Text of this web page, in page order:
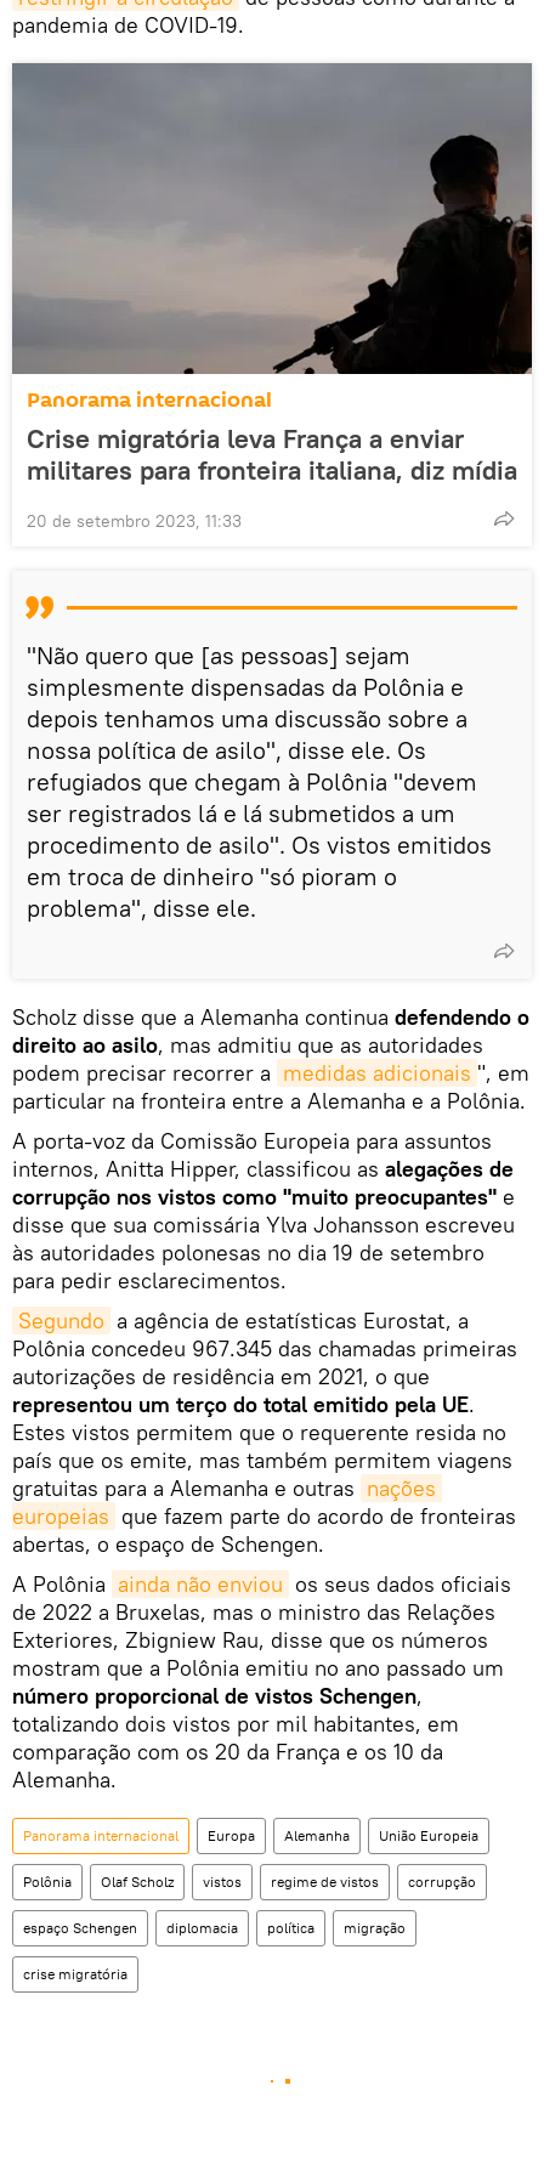
pandemia de COVID-19.
Panorama internacional
Crise migratória leva França a enviar
militares para fronteira italiana, diz mídia
20 de setembro 2023, 11:33
"Não quero que [as pessoas] sejam
simplesmente dispensadas da Polônia e
depois tenhamos uma discussão sobre a
nossa política de asilo", disse ele. Os
refugiados que chegam à Polônia "devem
ser registrados lá e lá submetidos a um
procedimento de asilo". Os vistos emitidos
em troca de dinheiro "só pioram o
problema", disse ele.
Scholz disse que a Alemanha continua defendendo o
direito ao asilo, mas admitiu que as autoridades
podem precisar recorrer a medidas adicionais ", em
particular na fronteira entre a Alemanha e a Polônia.
A porta-voz da Comissão Europeia para assuntos
internos, Anitta Hipper, classificou as alegações de
corrupção nos vistos como "muito preocupantes" e
disse que sua comissária Ylva Johansson escreveu
às autoridades polonesas no dia 19 de setembro
para pedir esclarecimentos.
Segundo a agência de estatísticas Eurostat, a
Polônia concedeu 967.345 das chamadas primeiras
autorizações de residência em 2021, o que
representou um terço do total emitido pela UE.
Estes vistos permitem que o requerente resida no
país que os emite, mas também permitem viagens
gratuitas para a Alemanha e outras nações
europeias que fazem parte do acordo de fronteiras
abertas, o espaço de Schengen.
A Polônia ainda não enviou os seus dados oficiais
de 2022 a Bruxelas, mas o ministro das Relações
Exteriores, Zbigniew Rau, disse que os números
mostram que a Polônia emitiu no ano passado um
número proporcional de vistos Schengen,
totalizando dois vistos por mil habitantes, em
comparação com os 20 da França e os 10 da
Alemanha.
Panorama internacional Europa Alemanha União Europeia
Polônia Olaf Scholz vistos regime de vistos corrupção
espaço Schengen diplomacia política migração
crise migratória